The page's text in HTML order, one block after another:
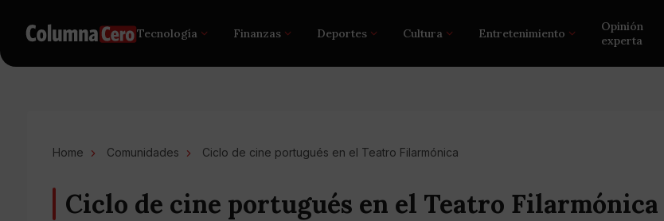
Tecnología Finanzas Deportes Cultura Entretenimiento
Opinión
experta
Home Comunidades Ciclo de cine portugués en el Teatro Filarmónica
Ciclo de cine portugués en el Teatro Filarmónica